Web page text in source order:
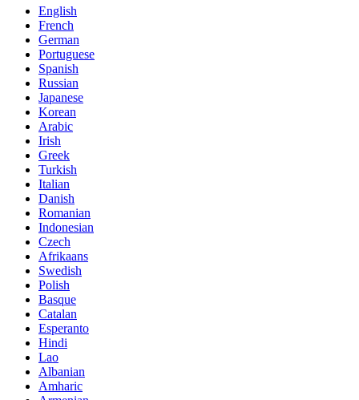
English
French
German
Portuguese
Spanish
Russian
Japanese
Korean
Arabic
Irish
Greek
Turkish
Italian
Danish
Romanian
Indonesian
Czech
Afrikaans
Swedish
Polish
Basque
Catalan
Esperanto
Hindi
Lao
Albanian
Amharic